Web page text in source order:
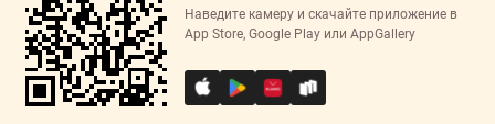
Наведите камеру и скачайте приложение в
App Store, Google Play или AppGallery